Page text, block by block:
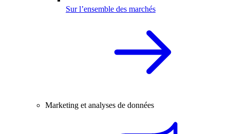
Sur l’ensemble des marchés
Marketing et analyses de données